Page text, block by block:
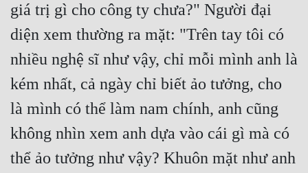
Tiên Hiệp
Tiểu Thuyết
Triều Đấu
Trùng Sinh
Trọng Sinh
giá trị gì cho công ty chưa?" Người đại
diện xem thường ra mặt: "Trên tay tôi có
nhiều nghệ sĩ như vậy, chỉ mỗi mình anh là
kém nhất, cả ngày chỉ biết ảo tưởng, cho
là mình có thể làm nam chính, anh cũng
không nhìn xem anh dựa vào cái gì mà có
thể ảo tưởng như vậy? Khuôn mặt như anh